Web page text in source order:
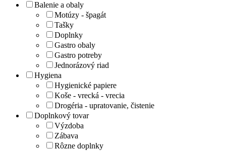
Balenie a obaly
Motúzy - špagát
Tašky
Doplnky
Gastro obaly
Gastro potreby
Jednorázový riad
Hygiena
Hygienické papiere
Koše - vrecká - vrecia
Drogéria - upratovanie, čistenie
Doplnkový tovar
Výzdoba
Zábava
Rôzne doplnky